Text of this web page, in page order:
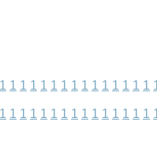
1 1 1 1 1 1 1 1 1 1 1 1 1 1 1
1 1 1 1 1 1 1 1 1 1 1 1 1 1 1